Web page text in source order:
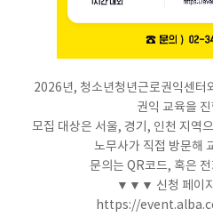
2026년, 청소년청년근로권익센터
권익 교육을
모집 대상은 서울, 경기, 인천 지역
노무사가 직접 방문해
문의는 QR코드, 혹은
▼▼▼ 신청 페이
https://